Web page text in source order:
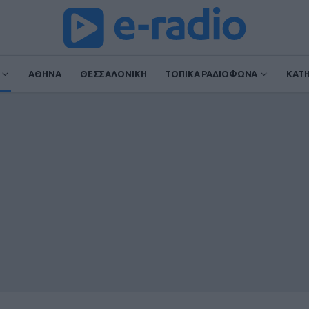
ΑΘΗΝΑ ΘΕΣΣΑΛΟΝΙΚΗ ΤΟΠΙΚΑ ΡΑΔΙΟΦΩΝΑ